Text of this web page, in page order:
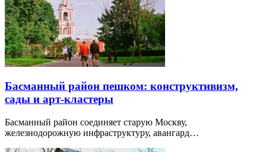
Басманный район пешком: конструктивизм,
сады и арт-кластеры
Басманный район соединяет старую Москву,
железнодорожную инфраструктуру, авангард…